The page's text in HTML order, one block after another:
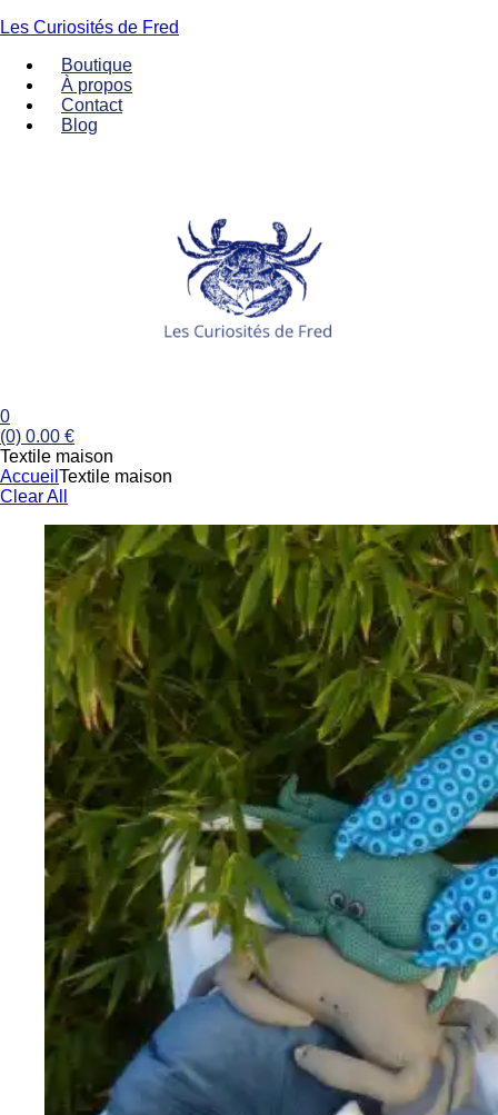
Les Curiosités de Fred
Boutique
À propos
Contact
Blog
0
(0) 0.00 €
Textile maison
Accueil Textile maison
Clear All